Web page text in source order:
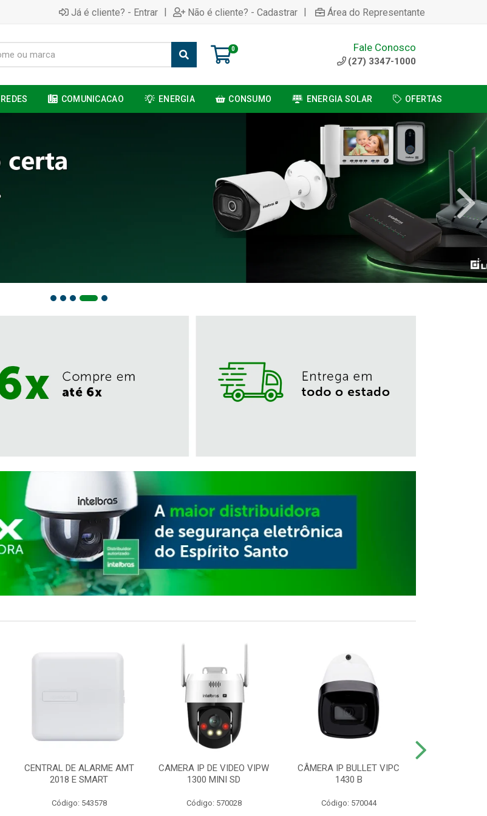
Já é cliente? - Entrar | Não é cliente? - Cadastrar | Área do Representante
0 Fale Conosco
(27) 3347-1000
REDES COMUNICACAO ENERGIA CONSUMO ENERGIA SOLAR OFERTAS
CENTRAL DE ALARME AMT
2018 E SMART
Código: 543578
CAMERA IP DE VIDEO VIPW
1300 MINI SD
Código: 570028
CÂMERA IP BULLET VIPC
1430 B
Código: 570044